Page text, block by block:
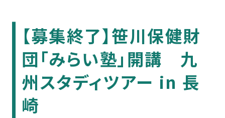
【募集終了】笹川保健財
団「みらい塾」開講 九
州スタディツアー in 長
崎